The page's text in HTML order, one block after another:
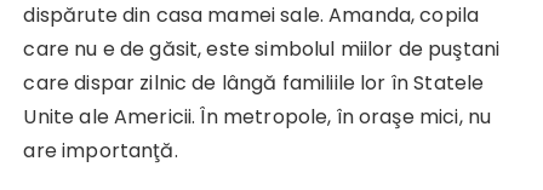
dispărute din casa mamei sale. Amanda, copila
care nu e de găsit, este simbolul miilor de puştani
care dispar zilnic de lângă familiile lor în Statele
Unite ale Americii. În metropole, în oraşe mici, nu
are importanţă.